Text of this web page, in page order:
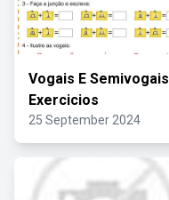
Vogais E Semivogais
Exercicios
25 September 2024